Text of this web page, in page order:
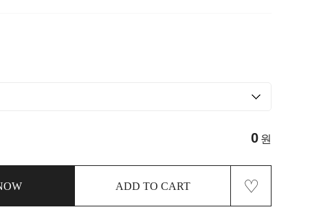
0 원
ADD TO CART ♡